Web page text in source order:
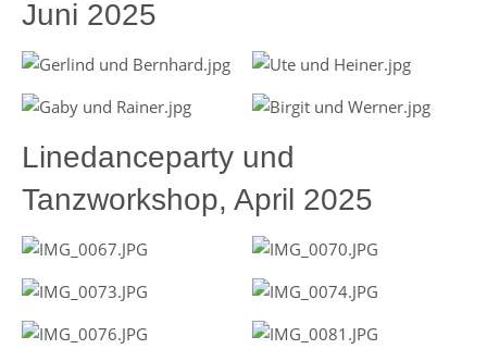
Juni 2025
Linedanceparty und
Tanzworkshop, April 2025